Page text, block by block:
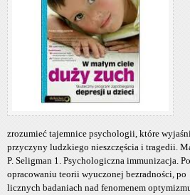
zrozumieć tajemnice psychologii, które
przyczyny ludzkiego nieszczęścia i tragedii.
P. Seligman 1. Psychologiczna immunizacja. Po
opracowaniu teorii wyuczonej bezradności, po
licznych badaniach nad fenomenem